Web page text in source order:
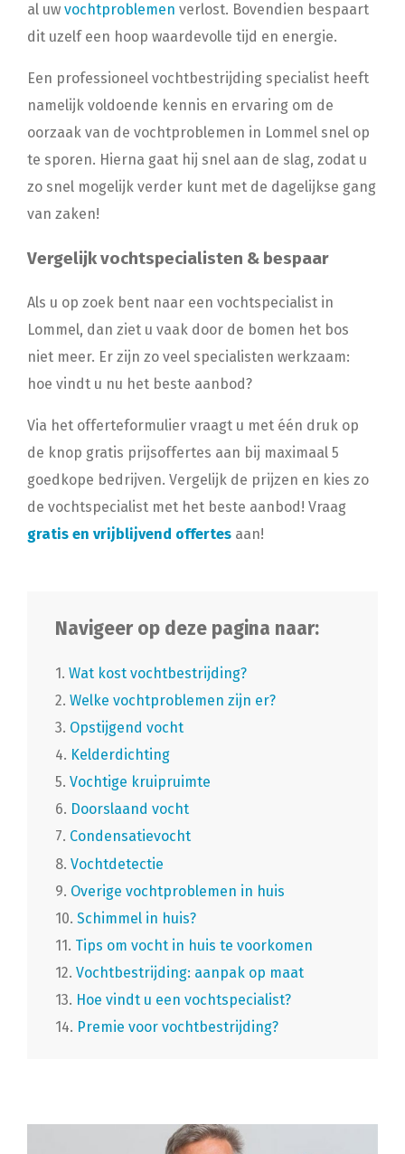
al uw vochtproblemen verlost. Bovendien bespaart
dit uzelf een hoop waardevolle tijd en energie.
Een professioneel vochtbestrijding specialist heeft
namelijk voldoende kennis en ervaring om de
oorzaak van de vochtproblemen in Lommel snel op
te sporen. Hierna gaat hij snel aan de slag, zodat u
zo snel mogelijk verder kunt met de dagelijkse gang
van zaken!
Vergelijk vochtspecialisten & bespaar
Als u op zoek bent naar een vochtspecialist in
Lommel, dan ziet u vaak door de bomen het bos
niet meer. Er zijn zo veel specialisten werkzaam:
hoe vindt u nu het beste aanbod?
Via het offerteformulier vraagt u met één druk op
de knop gratis prijsoffertes aan bij maximaal 5
goedkope bedrijven. Vergelijk de prijzen en kies zo
de vochtspecialist met het beste aanbod! Vraag
gratis en vrijblijvend offertes aan!
Navigeer op deze pagina naar:
1. Wat kost vochtbestrijding?
2. Welke vochtproblemen zijn er?
3. Opstijgend vocht
4. Kelderdichting
5. Vochtige kruipruimte
6. Doorslaand vocht
7. Condensatievocht
8. Vochtdetectie
9. Overige vochtproblemen in huis
10. Schimmel in huis?
11. Tips om vocht in huis te voorkomen
12. Vochtbestrijding: aanpak op maat
13. Hoe vindt u een vochtspecialist?
14. Premie voor vochtbestrijding?